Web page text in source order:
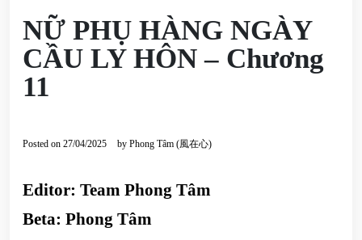
NỮ PHỤ HÀNG NGÀY
CẦU LY HÔN – Chương
11
Posted on 27/04/2025 by Phong Tâm (風在心)
Editor: Team Phong Tâm
Beta: Phong Tâm